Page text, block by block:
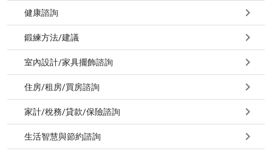
健康諮詢
鍛練方法/建議
室內設計/家具擺飾諮詢
住房/租房/買房諮詢
家計/稅務/貸款/保險諮詢
生活智慧與節約諮詢